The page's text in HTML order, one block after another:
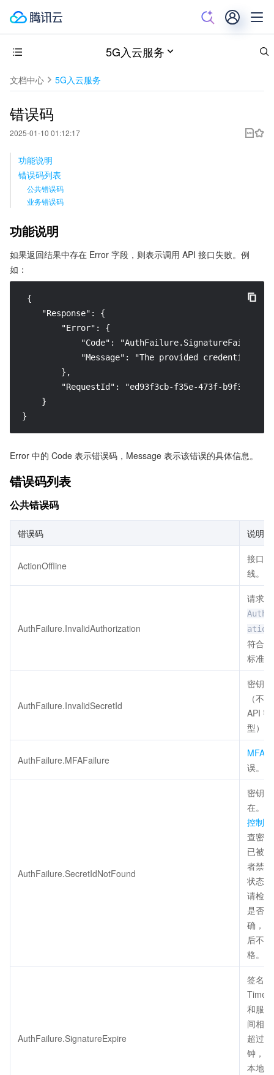
5G入云服务
文档中心 5G入云服务
错误码
2025-01-10 01:12:17
功能说明
错误码列表
公共错误码
业务错误码
功能说明
如果返回结果中存在 Error 字段，则表示调用 API 接口失败。例
如：
{
    "Response": {
        "Error": {
            "Code": "AuthFailure.SignatureFailure",
"Message": "The provided credentials
        },
"RequestId": "ed93f3cb-f35e-473f-b9f3-
    }
}
Error 中的 Code 表示错误码，Message 表示该错误的具体信息。
错误码列表
公共错误码
错误码 说明
ActionOffline
接口
线。
AuthFailure.InvalidAuthorization
请求
ation
符合
标准。
AuthFailure.InvalidSecretId
密钥
（不
API 密
型）。
AuthFailure.MFAFailure
MFA
误。
AuthFailure.SecretIdNotFound
密钥
在。
控制台
查密
已被
者禁
状态
请检
是否
确，
后不
格。
AuthFailure.SignatureExpire
签名
和服
间相
超过
钟，
本地